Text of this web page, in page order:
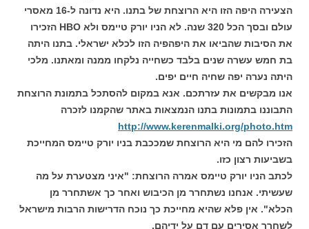
הצעירה היפה הזו היא הרוצחת של בתנו. היא נדונה ל-16 מאסרי
עולם ובסך הכל 320 שנה. לא הניו יורק טיימס ולא HBO הזכירו
את הסיבות שהביאו את היפהפיה הזו לכלא ישראלי. בתנו היתה
בת חמש עשרה שנים בלבד כשחייה נלקחו ממנה ומאתנו. מלכי
היתה נערה יפה שחיה חיים יפים.
אנו מבקשים את עזרתכם. אנא במקום להסתכל בתמונת הרוצחת
התבוננו בתמונות בתנו הנמצאות באתר שהקמנו לזכרה
http://www.kerenmalki.org/photo.htm
הזכירו להם מי היא הרוצחת שמככבת בניו יורק טיימס המחייכת
בשביעות רצון כזו.
לכתב הניו יורק טיימס אמרה הרוצחת: "איני מצטערת על מה
שעשיתי. אנחנו נשתחרר מן הכיבוש ואחר כך אשתחרר מן
הכלא". אין פלא שהיא מחייכת כך נוכח הדרישות הרבות מישראל
לשחרר אסירים עם דם על ידיהם.